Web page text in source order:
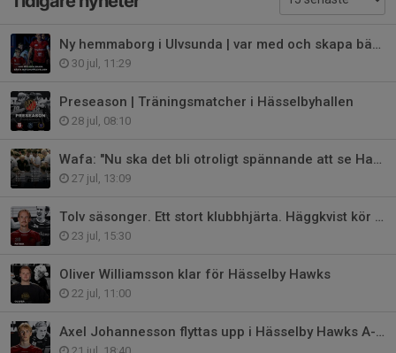
Ny hemmaborg i Ulvsunda | var med och skapa bästa matchupplevelsen
30 jul, 11:29
Preseason | Träningsmatcher i Hässelbyhallen
28 jul, 08:10
Wafa: "Nu ska det bli otroligt spännande att se Hawks 3.0"
27 jul, 13:09
Tolv säsonger. Ett stort klubbhjärta. Häggkvist kör vidare i Hawks.
23 jul, 15:30
Oliver Williamsson klar för Hässelby Hawks
22 jul, 11:00
Axel Johannesson flyttas upp i Hässelby Hawks A-lag
21 jul, 18:40